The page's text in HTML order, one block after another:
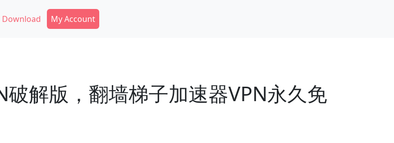
Download Secondary Menu
My Account
解版，翻墙梯子加速器VPN永久免